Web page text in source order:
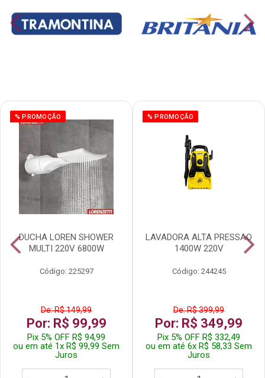
% PROMOÇÃO
DUCHA LOREN SHOWER
MULTI 220V 6800W
Código: 225297
De: R$ 149,99
Por: R$ 99,99
Pix 5% OFF R$ 94,99
ou em até 1x R$ 99,99 Sem
Juros
% PROMOÇÃO
LAVADORA ALTA PRESSAO
1400W 220V
Código: 244245
De: R$ 399,99
Por: R$ 349,99
Pix 5% OFF R$ 332,49
ou em até 6x R$ 58,33 Sem
Juros